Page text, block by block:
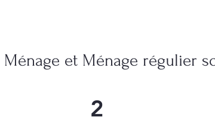
et Ménage régulier
2